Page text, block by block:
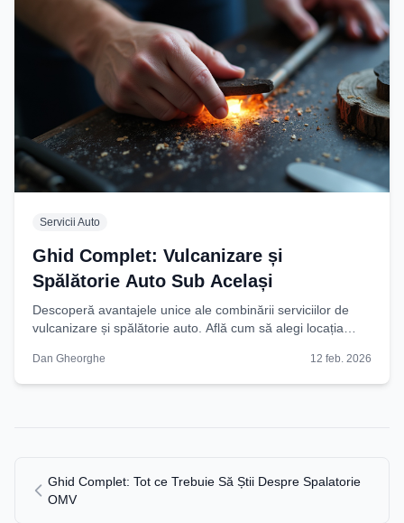
Servicii Auto
Ghid Complet: Vulcanizare și
Spălătorie Auto Sub Același
Descoperă avantajele unice ale combinării serviciilor de
vulcanizare și spălătorie auto. Află cum să alegi locația
Dan Gheorghe 12 feb. 2026
Ghid Complet: Tot ce Trebuie Să Știi Despre Spalatorie
OMV